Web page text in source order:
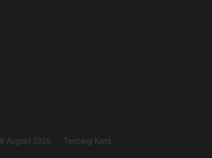
8 August 2026 Tentang Kami